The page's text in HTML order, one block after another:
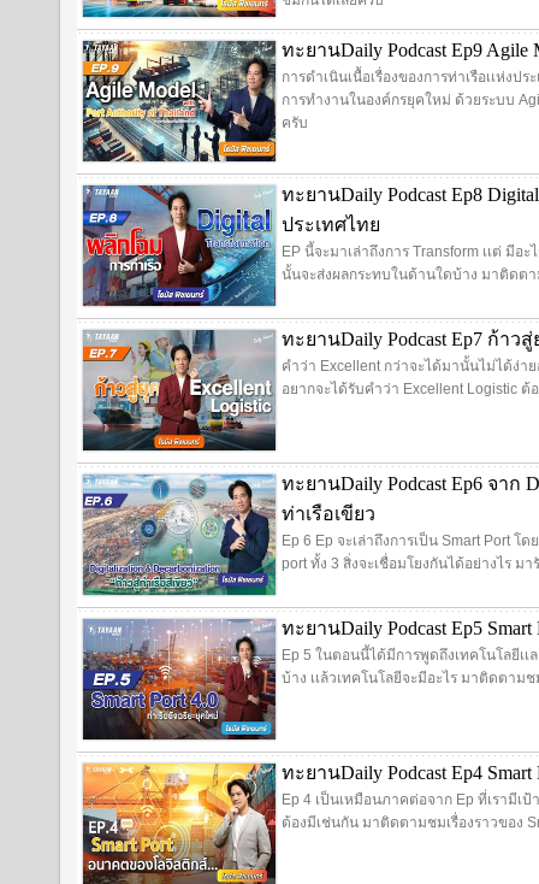
ทะยานDaily Podcast Ep9 Agile
การดำเนินเนื้อเรื่องของการท่าเรือเเห่งป
การทำงานในองค์กรยุคใหม่ ด้วยระบบ
ครับ
ทะยานDaily Podcast Ep8
ประเทศไทย
EP นี้จะมาเล่าถึงการ Transform เเต่ มีอะ
นั้นจะส่งผลกระทบในด้านใดบ้าง มาติดต
ทะยานDaily Podcast Ep7 ก้าวสู่
คำว่า Excellent กว่าจะได้มานั้นไม่ได้ง่า
อยากจะได้รับคำว่า Excellent Logistic
ทะยานDaily Podcast Ep6 จาก
ท่าเรือเขียว
Ep 6 Ep จะเล่าถึงการเป็น Smart Port
port ทั้ง 3 สิ่งจะเชื่อมโยงกันได้อย่างไร ม
ทะยานDaily Podcast Ep5
Ep 5 ในตอนนี้ได้มีการพูดถึงเทคโนโลยีเ
บ้าง เเล้วเทคโนโลยีจะมีอะไร มาติดตาม
ทะยานDaily Podcast Ep4
Ep 4 เป็นเหมือนภาคต่อจาก Ep ที่เรามีเ
ต้องมีเช่นกัน มาติดตามชมเรื่องราวของ